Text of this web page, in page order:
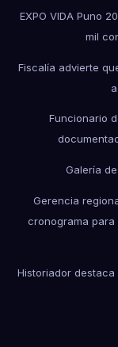
EXPO VIDA Puno
mil
Fiscalía advierte
Funcionario
Galería
Gerencia
cronograma
Historiador